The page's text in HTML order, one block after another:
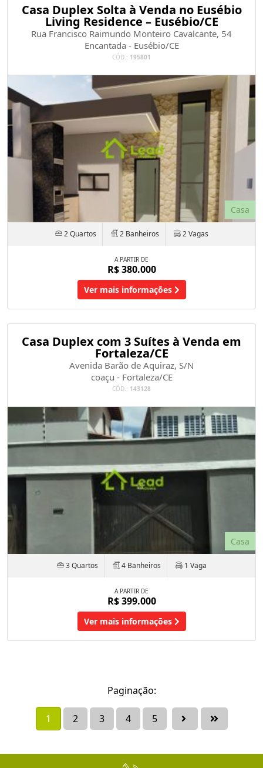
Casa Duplex Solta à Venda no Eusébio
Living Residence – Eusébio/CE
Rua Francisco Raimundo Monteiro Cavalcante, 54
Encantada - Eusébio/CE
CÓD.: 195801
Casa
2 Quartos 2 Banheiros 2 Vagas
A PARTIR DE
R$ 380.000
Ver mais informações
Casa Duplex com 3 Suítes à Venda em
Fortaleza/CE
Avenida Barão de Aquiraz, S/N
coaçu - Fortaleza/CE
CÓD.: 143128
Casa
3 Quartos 4 Banheiros 1 Vaga
A PARTIR DE
R$ 399.000
Ver mais informações
Paginação:
1 2 3 4 5